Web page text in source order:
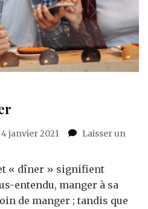
4 janvier 2021
Laisser un
« dîner » signifient
entendu, manger à sa
de manger ; tandis que